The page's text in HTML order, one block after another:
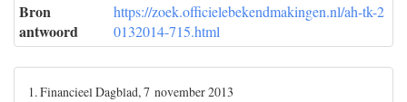
Bron
antwoord
https://zoek.officielebekendmakingen.nl/ah-tk-2
0132014-715.html
1. Financieel Dagblad, 7 november 2013